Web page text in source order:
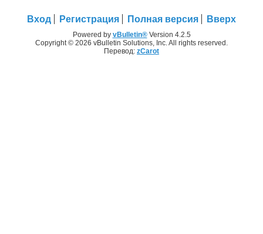
Вход Регистрация Полная версия Вверх
Powered by vBulletin®Version 4.2.5
Copyright © 2026 vBulletin Solutions, Inc. All rights reserved.
Перевод: zCarot